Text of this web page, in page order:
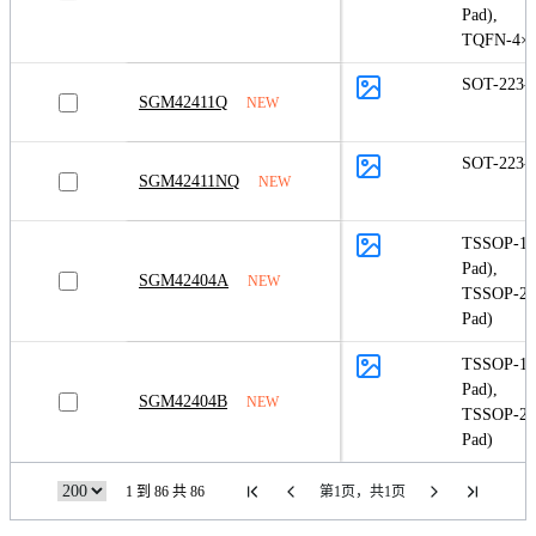
Pad),
TQFN-
SGM42411Q NEW
SOT-223-
SGM42411NQ NEW
SOT-223-
SGM42404A NEW
TSSOP-
Pad),
TSSOP-
Pad)
SGM42404B NEW
TSSOP-
Pad),
TSSOP-
Pad)
1 到 86 共 86 第1页，共1页